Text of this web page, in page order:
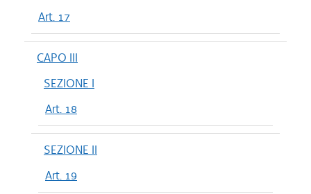
Art. 17
CAPO III
SEZIONE I
Art. 18
SEZIONE II
Art. 19